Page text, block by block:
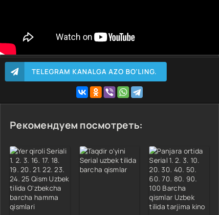
TELEGRAM KANALGA AZO BO'LING.
Рекомендуем посмотреть: